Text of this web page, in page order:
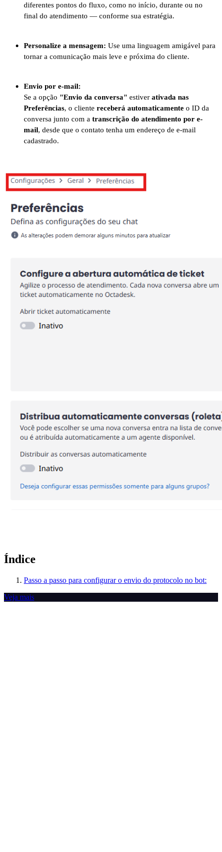
diferentes pontos do fluxo, como no início, durante ou no
final do atendimento — conforme sua estratégia.
Personalize a mensagem: Use uma linguagem amigável para
tornar a comunicação mais leve e próxima do cliente.
Envio por e-mail:
Se a opção "Envio da conversa" estiver ativada nas
Preferências, o cliente receberá automaticamente o ID da
conversa junto com a transcrição do atendimento por e-
mail, desde que o contato tenha um endereço de e-mail
cadastrado.
Índice
Passo a passo para configurar o envio do protocolo no bot:
Veja mais